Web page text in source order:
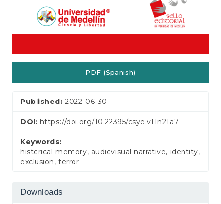
PDF (Spanish)
Published:2022-06-30
DOI: https://doi.org/10.22395/csye.v11n21a7
Keywords:
historical memory, audiovisual narrative, identity,
exclusion, terror
Downloads